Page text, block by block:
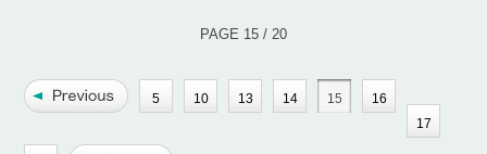
PAGE 15 / 20
5 10 13 14 15
16
17